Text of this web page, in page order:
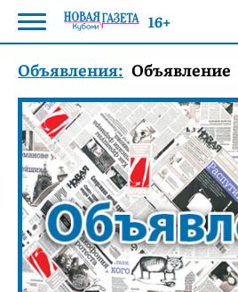
Объявления: Объявление
16+